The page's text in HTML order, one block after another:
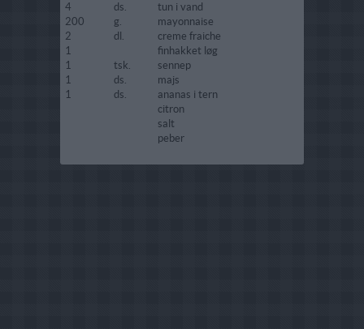
4 ds.
tun i vand
200
g.
mayonnaise
2
dl.
creme fraiche
1
finhakket løg
1
tsk.
sennep
1
ds.
majs
1
ds.
ananas i tern
citron
salt
peber